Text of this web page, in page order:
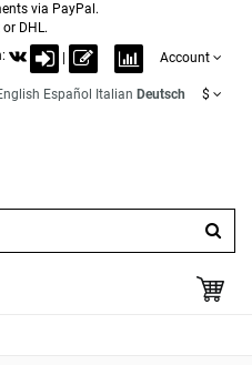
via PayPal.
DHL.
Account
Español Italian Deutsch $